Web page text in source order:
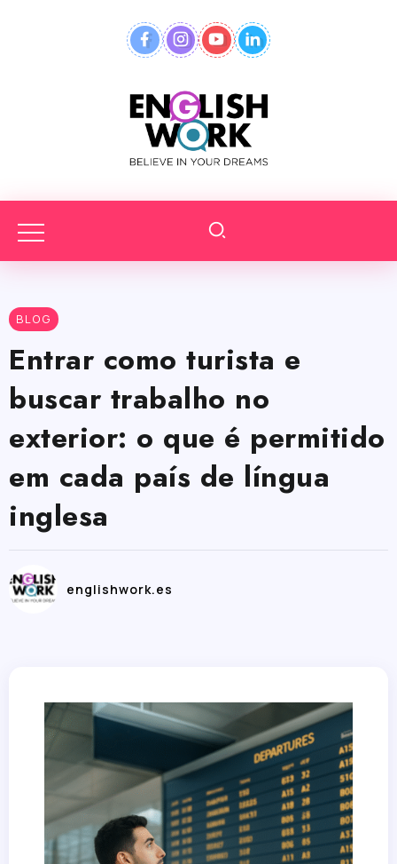
BLOG
Entrar como turista e
buscar trabalho no
exterior: o que é permitido
em cada país de língua
inglesa
englishwork.es